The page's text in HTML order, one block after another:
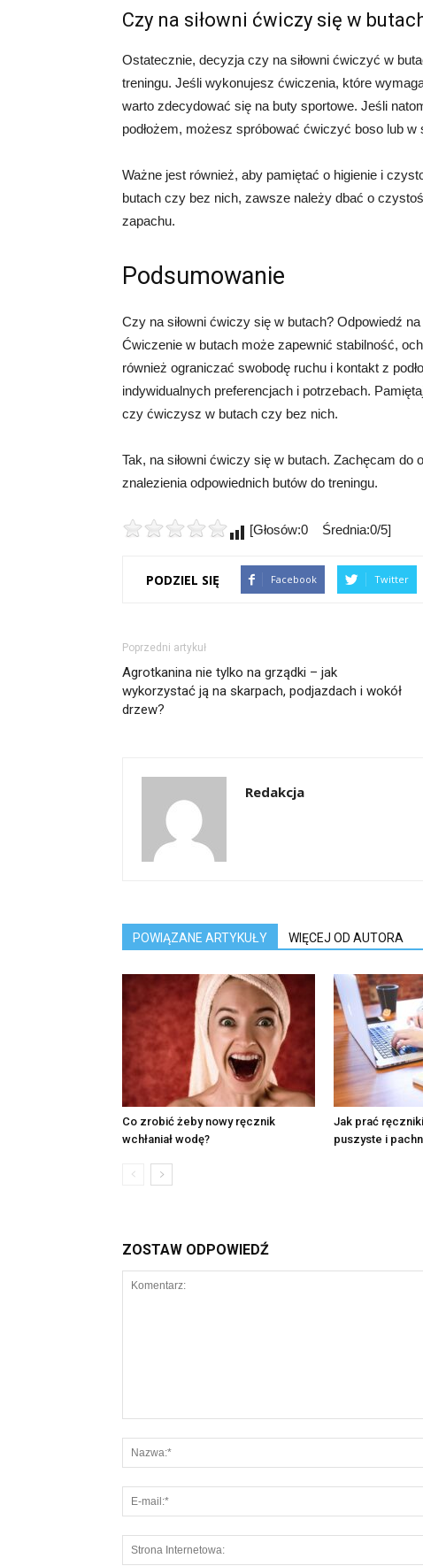
Czy na siłowni ćwiczy się w
Ostatecznie, decyzja czy na siłowni ćwiczyć w
treningu. Jeśli wykonujesz ćwiczenia, które
warto zdecydować się na buty sportowe. Jeśli
podłożem, możesz spróbować ćwiczyć boso lub
Ważne jest również, aby pamiętać o higienie i
butach czy bez nich, zawsze należy dbać o
zapachu.
Podsumowanie
Czy na siłowni ćwiczy się w butach? Odpowiedź
Ćwiczenie w butach może zapewnić stabilność,
również ograniczać swobodę ruchu i kontakt z
indywidualnych preferencjach i potrzebach.
czy ćwiczysz w butach czy bez nich.
Tak, na siłowni ćwiczy się w butach. Zachęcam
znalezienia odpowiednich butów do treningu.
[Głosów:0 Średnia:0/5]
PODZIEL SIĘ Facebook Twitter
Poprzedni artykuł
Agrotkanina nie tylko na grządki – jak
wykorzystać ją na skarpach, podjazdach i wokół
drzew?
Redakcja
POWIĄZANE ARTYKUŁY WIĘCEJ OD AUTORA
Co zrobić żeby nowy ręcznik
wchłaniał wodę?
Jak prać
puszyste i
ZOSTAW ODPOWIEDŹ